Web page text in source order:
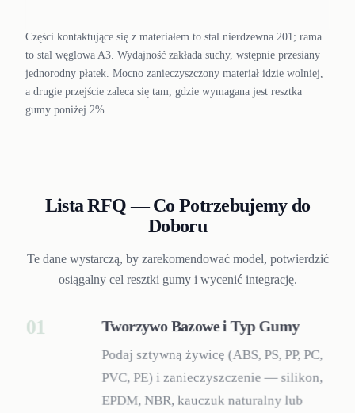
Części kontaktujące się z materiałem to stal nierdzewna 201; rama
to stal węglowa A3. Wydajność zakłada suchy, wstępnie przesiany
jednorodny płatek. Mocno zanieczyszczony materiał idzie wolniej,
a drugie przejście zaleca się tam, gdzie wymagana jest resztka
gumy poniżej 2%.
Lista RFQ — Co Potrzebujemy do
Doboru
Te dane wystarczą, by zarekomendować model, potwierdzić
osiągalny cel resztki gumy i wycenić integrację.
01 Tworzywo Bazowe i Typ Gumy
Podaj sztywną żywicę (ABS, PS, PP, PC,
PVC, PE) i zanieczyszczenie — silikon,
EPDM, NBR, kauczuk naturalny lub